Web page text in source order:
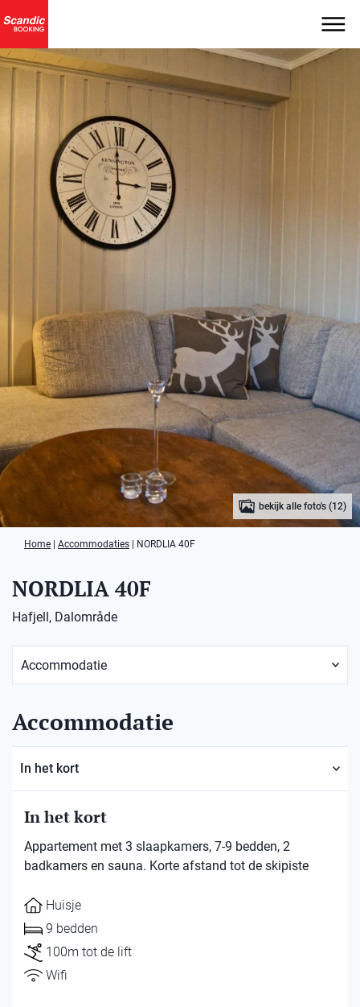
bekijk alle foto's (12)
Home Accommodaties NORDLIA 40F
NORDLIA 40F
Hafjell, Dalområde
Accommodatie
In het kort
In het kort
Appartement met 3 slaapkamers, 7-9 bedden, 2
badkamers en sauna. Korte afstand tot de skipiste
Huisje
9 bedden
100m tot de lift
Wifi